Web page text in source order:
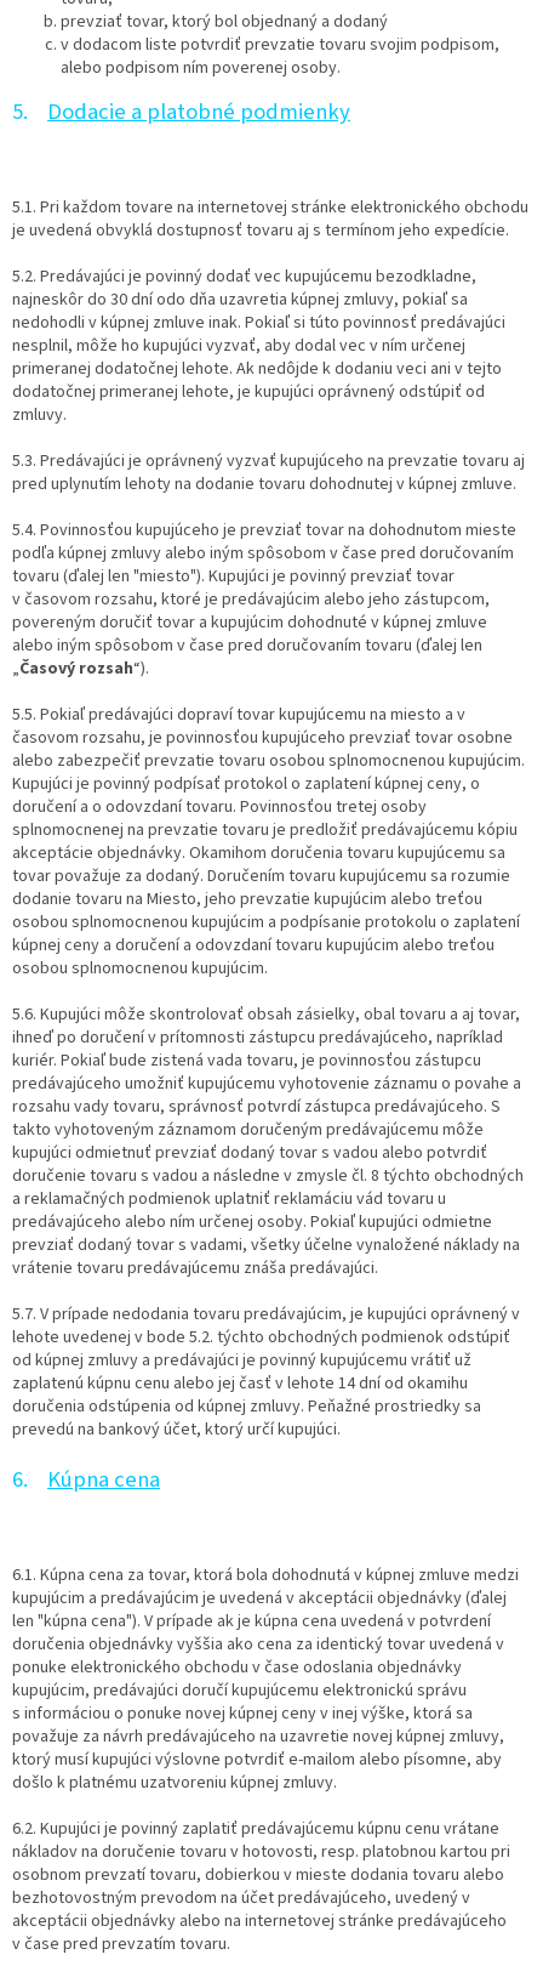
prevziať tovar, ktorý bol objednaný a dodaný
v dodacom liste potvrdiť prevzatie tovaru svojim podpisom,
alebo podpisom ním poverenej osoby.
5. Dodacie a platobné podmienky
5.1. Pri každom tovare na internetovej stránke elektronického obchodu
je uvedená obvyklá dostupnosť tovaru aj s termínom jeho expedície.
5.2. Predávajúci je povinný dodať vec kupujúcemu bezodkladne,
najneskôr do 30 dní odo dňa uzavretia kúpnej zmluvy, pokiaľ sa
nedohodli v kúpnej zmluve inak. Pokiaľ si túto povinnosť predávajúci
nesplnil, môže ho kupujúci vyzvať, aby dodal vec v ním určenej
primeranej dodatočnej lehote. Ak nedôjde k dodaniu veci ani v tejto
dodatočnej primeranej lehote, je kupujúci oprávnený odstúpiť od
zmluvy.
5.3. Predávajúci je oprávnený vyzvať kupujúceho na prevzatie tovaru aj
pred uplynutím lehoty na dodanie tovaru dohodnutej v kúpnej zmluve.
5.4. Povinnosťou kupujúceho je prevziať tovar na dohodnutom mieste
podľa kúpnej zmluvy alebo iným spôsobom v čase pred doručovaním
tovaru (ďalej len "miesto"). Kupujúci je povinný prevziať tovar
v časovom rozsahu, ktoré je predávajúcim alebo jeho zástupcom,
povereným doručiť tovar a kupujúcim dohodnuté v kúpnej zmluve
alebo iným spôsobom v čase pred doručovaním tovaru (ďalej len
„Časový rozsah“).
5.5. Pokiaľ predávajúci dopraví tovar kupujúcemu na miesto a v
časovom rozsahu, je povinnosťou kupujúceho prevziať tovar osobne
alebo zabezpečiť prevzatie tovaru osobou splnomocnenou kupujúcim.
Kupujúci je povinný podpísať protokol o zaplatení kúpnej ceny, o
doručení a o odovzdaní tovaru. Povinnosťou tretej osoby
splnomocnenej na prevzatie tovaru je predložiť predávajúcemu kópiu
akceptácie objednávky. Okamihom doručenia tovaru kupujúcemu sa
tovar považuje za dodaný. Doručením tovaru kupujúcemu sa rozumie
dodanie tovaru na Miesto, jeho prevzatie kupujúcim alebo treťou
osobou splnomocnenou kupujúcim a podpísanie protokolu o zaplatení
kúpnej ceny a doručení a odovzdaní tovaru kupujúcim alebo treťou
osobou splnomocnenou kupujúcim.
5.6. Kupujúci môže skontrolovať obsah zásielky, obal tovaru a aj tovar,
ihneď po doručení v prítomnosti zástupcu predávajúceho, napríklad
kuriér. Pokiaľ bude zistená vada tovaru, je povinnosťou zástupcu
predávajúceho umožniť kupujúcemu vyhotovenie záznamu o povahe a
rozsahu vady tovaru, správnosť potvrdí zástupca predávajúceho. S
takto vyhotoveným záznamom doručeným predávajúcemu môže
kupujúci odmietnuť prevziať dodaný tovar s vadou alebo potvrdiť
doručenie tovaru s vadou a následne v zmysle čl. 8 týchto obchodných
a reklamačných podmienok uplatniť reklamáciu vád tovaru u
predávajúceho alebo ním určenej osoby. Pokiaľ kupujúci odmietne
prevziať dodaný tovar s vadami, všetky účelne vynaložené náklady na
vrátenie tovaru predávajúcemu znáša predávajúci.
5.7. V prípade nedodania tovaru predávajúcim, je kupujúci oprávnený v
lehote uvedenej v bode 5.2. týchto obchodných podmienok odstúpiť
od kúpnej zmluvy a predávajúci je povinný kupujúcemu vrátiť už
zaplatenú kúpnu cenu alebo jej časť v lehote 14 dní od okamihu
doručenia odstúpenia od kúpnej zmluvy. Peňažné prostriedky sa
prevedú na bankový účet, ktorý určí kupujúci.
6. Kúpna cena
6.1. Kúpna cena za tovar, ktorá bola dohodnutá v kúpnej zmluve medzi
kupujúcim a predávajúcim je uvedená v akceptácii objednávky (ďalej
len "kúpna cena"). V prípade ak je kúpna cena uvedená v potvrdení
doručenia objednávky vyššia ako cena za identický tovar uvedená v
ponuke elektronického obchodu v čase odoslania objednávky
kupujúcim, predávajúci doručí kupujúcemu elektronickú správu
s informáciou o ponuke novej kúpnej ceny v inej výške, ktorá sa
považuje za návrh predávajúceho na uzavretie novej kúpnej zmluvy,
ktorý musí kupujúci výslovne potvrdiť e-mailom alebo písomne, aby
došlo k platnému uzatvoreniu kúpnej zmluvy.
6.2. Kupujúci je povinný zaplatiť predávajúcemu kúpnu cenu vrátane
nákladov na doručenie tovaru v hotovosti, resp. platobnou kartou pri
osobnom prevzatí tovaru, dobierkou v mieste dodania tovaru alebo
bezhotovostným prevodom na účet predávajúceho, uvedený v
akceptácii objednávky alebo na internetovej stránke predávajúceho
v čase pred prevzatím tovaru.